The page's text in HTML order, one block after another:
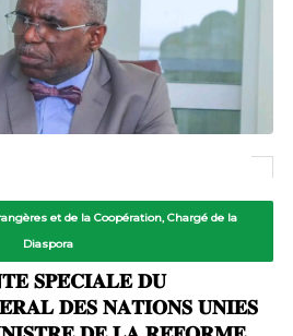
et de la Coopération, Chargé de la
Diaspora
𝐒𝐏𝐄́𝐂𝐈𝐀𝐋𝐄 𝐃𝐔
𝐃𝐄𝐒 𝐍𝐀𝐓𝐈𝐎𝐍𝐒 𝐔𝐍𝐈𝐄𝐒